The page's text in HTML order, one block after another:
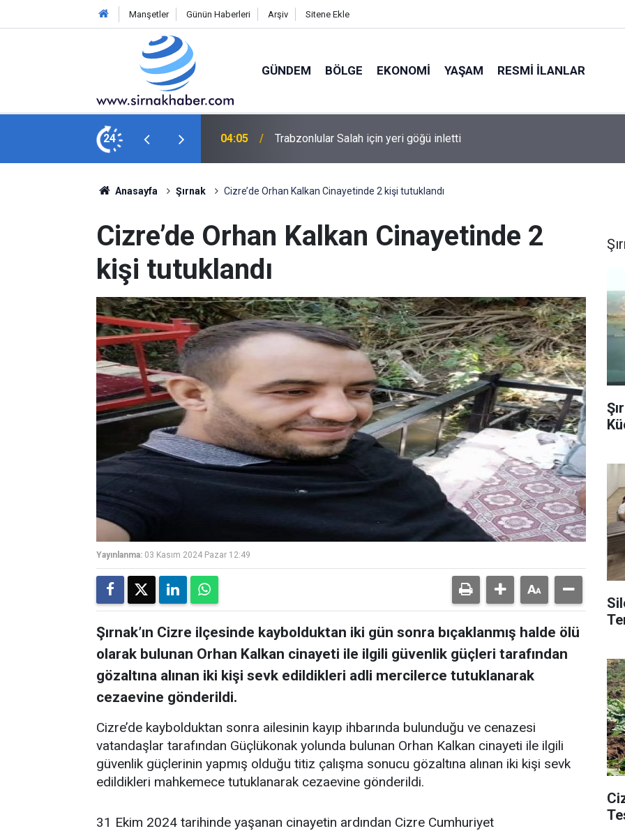
Manşetler Günün Haberleri Arşiv Sitene Ekle
GÜNDEM BÖLGE EKONOMI YAŞAM RESMI İLANLAR
24 03:45 İnternet kullanan bireylerin oranı yüzde 92,3 oldu
Anasayfa Şırnak Cizre’de Orhan Kalkan Cinayetinde 2 kişi tutuklandı
Cizre’de Orhan Kalkan Cinayetinde 2
kişi tutuklandı
Yayınlanma: 03 Kasım 2024 Pazar 12:49
Şırnak’ın Cizre ilçesinde kaybolduktan iki gün sonra bıçaklanmış halde ölü
olarak bulunan Orhan Kalkan cinayeti ile ilgili güvenlik güçleri tarafından
gözaltına alınan iki kişi sevk edildikleri adli mercilerce tutuklanarak
cezaevine gönderildi.
Cizre’de kaybolduktan sonra ailesinin kayıp ihbarında bulunduğu ve cenazesi
vatandaşlar tarafından Güçlükonak yolunda bulunan Orhan Kalkan cinayeti ile ilgili
güvenlik güçlerinin yapmış olduğu titiz çalışma sonucu gözaltına alınan iki kişi sevk
edildikleri mahkemece tutuklanarak cezaevine gönderildi.
31 Ekim 2024 tarihinde yaşanan cinayetin ardından Cizre Cumhuriyet